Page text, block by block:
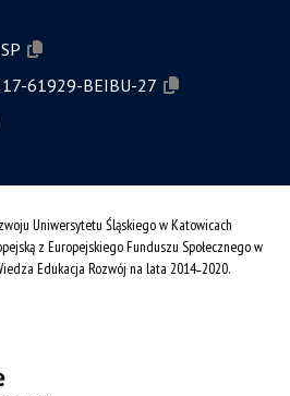
61929-BEIBU-27
Uniwersytetu Śląskiego w Katowicach
z Europejskiego Funduszu Społecznego w
Edukacja Rozwój na lata 2014˗2020.